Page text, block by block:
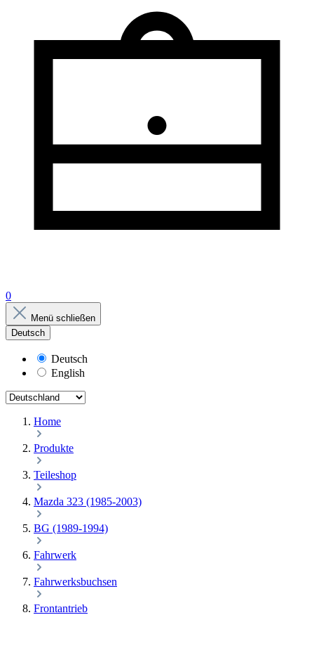
0
Menü schließen
Deutsch
Deutsch
English
Home
Produkte
Teileshop
Mazda 323 (1985-2003)
BG (1989-1994)
Fahrwerk
Fahrwerksbuchsen
Frontantrieb